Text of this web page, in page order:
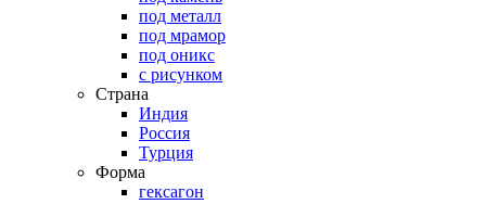
под металл
под мрамор
под оникс
с рисунком
Страна
Индия
Россия
Турция
Форма
гексагон